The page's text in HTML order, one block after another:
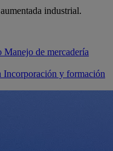
industrial.
Manejo de mercadería
Incorporación y formación